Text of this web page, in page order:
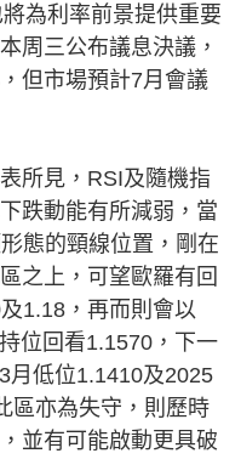
為利率前景提供重要
周三公布議息決議，
但市場預計7月會議
見，RSI及隨機指
跌動能有所減弱，當
態的頸線位置，剛在
之上，可望歐羅有回
1.18，再而則會以
位回看1.1570，下一
月低位1.1410及2025
區亦為失守，則歷時
並有可能啟動更具破